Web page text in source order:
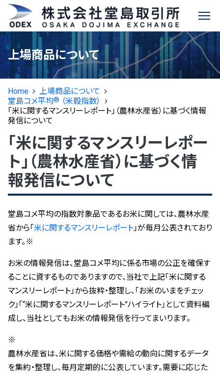
お知らせ
堂島取引所について
会社情報
ビジョン
デリバティブ発祥の地“堂島”
電子公告
先物取引のご案内
商品先物取引ガイド
取引をはじめるには
取引資格の取得について
取引参加者名簿
マーケットメイカー制度
公式アカウント一覧
上場商品について
堂島コメ平均®（米穀指数）
堂島金10
堂島金500
堂島銀1K
堂島銀10K
堂島白金10
堂島白金500
とうもろこし50
小豆
主要規則等
取引関連データ
相場情報
ヒストリカルデータ
取引所日報
価格調整表
指定倉庫一覧
日程一覧表
制限幅
NEW 新商品情報
堂島貴金属
堂島コメ平均
®
お問い合わせ ENGLISH
✕ 堂島コメ平均®に関する
情報
商品説明
商品概要
特設ページ
活用方法
決済方法
Q&A
活用事例インタビュー
現物コメ指数®
誰でも分かる「現物コメ指数
現物コメ指数
概要
最新の現物コメ指数®
お米の基礎知識
上場商品について
Home
上場商品について
堂島コメ平均® （米穀指数）
「米に関するマンスリーレポート」（農林水産省）に基づく情報
発信について
「米に関するマンスリーレポー
ト」（農林水産省）に基づく情
報発信について
堂島コメ平均の指数対象品であるお米に関しては、農林水産
省から「米に関するマンスリーレポート」が毎月公表されており
ます。※
お米の情報発信は、堂島コメ平均に係る市場の公正を確保す
ることに資するものでありますので、当社で上記「米に関する
マンスリーレポート」から抜粋・整理し、「お米のいまをチェッ
ク」「“米に関するマンスリーレポート”ハイライト」として資料編
成し、当社としてもお米の情報発信を行ってまいります。
※
農林水産省は、米に関する価格や需給の動向に関するデータ
を集約・整理し、毎月定期的に公表しています。需要に応じた